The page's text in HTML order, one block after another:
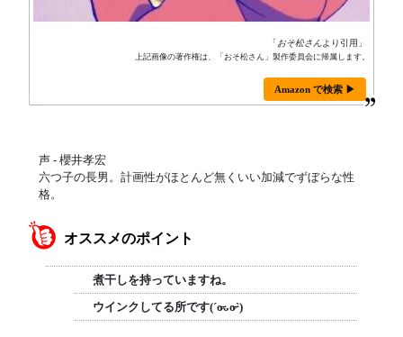
「おそ松さん より引用」
上記画像の著作権は、「おそ松さん」製作委員会に帰属します。
Amazon で検索 ▶
声 - 櫻井孝宏
六つ子の長男。計画性がほとんど無くいい加減でずぼらな性
格。
オススメのポイント
煮干しを持っていますね。
ウインクしてる所です(ˊo̶̶̷ᴗo̶̶̷`)